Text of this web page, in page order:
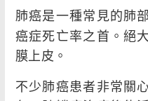
肺癌是一種常見的肺部
癌症死亡率之首。絕
膜上皮。
不少肺癌患者非常關